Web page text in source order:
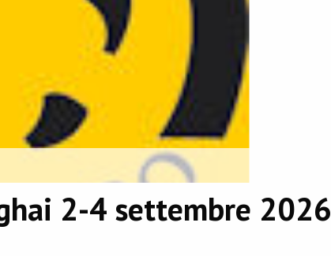
2-4 settembre 2026